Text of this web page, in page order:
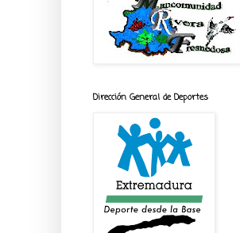
Dirección General de Deportes